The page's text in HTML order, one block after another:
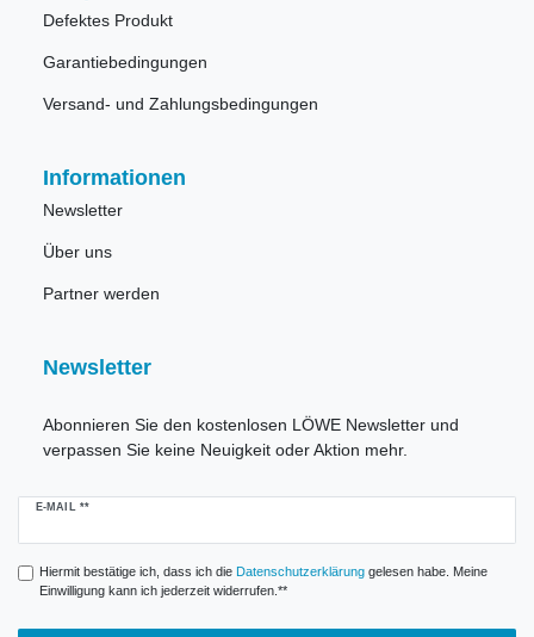
Defektes Produkt
Garantiebedingungen
Versand- und Zahlungsbedingungen
Informationen
Newsletter
Über uns
Partner werden
Newsletter
Abonnieren Sie den kostenlosen LÖWE Newsletter und
verpassen Sie keine Neuigkeit oder Aktion mehr.
E-MAIL **
Newsletter
Hiermit bestätige ich, dass ich die Daten­schutz­erklärunggelesen habe. Meine
Einwilligung kann ich jederzeit widerrufen.**